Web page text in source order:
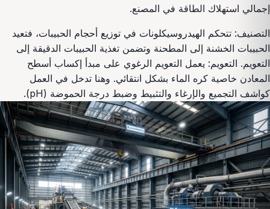
إجمالي استهلاك الطاقة في المصنع.
التصنيف: تتحكم الهيدروسيكلونات في توزيع أحجام الحبيبات، فتعيد
الحبيبات الخشنة إلى المطحنة وتضمن تغذية الحبيبات الدقيقة إلى
التعويم. التعويم: يعمل التعويم الرغوي على مبدأ إكساب أسطح
المعادن خاصية كره الماء بشكل انتقائي. وهنا تدخل في العمل
كواشف التجميع والإرغاء والتثبيط وضبط درجة الحموضة (pH).